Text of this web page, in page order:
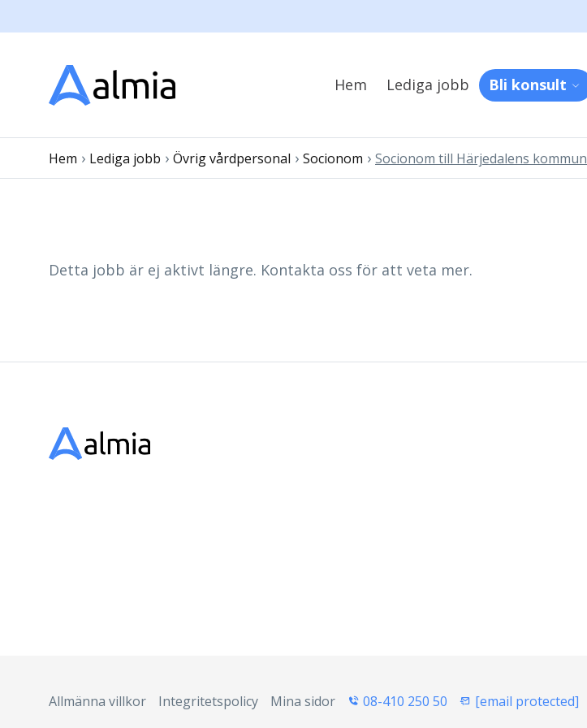
Hem Lediga jobb Bli konsult
Hem › Lediga jobb › Övrig vårdpersonal › Socionom › Socionom till Härjedalens kommun
Detta jobb är ej aktivt längre. Kontakta oss för att veta mer.
Allmänna villkor Integritetspolicy Mina sidor 08-410 250 50 [email protected]